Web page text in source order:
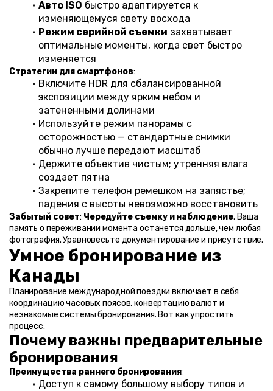
Авто ISO быстро адаптируется к
изменяющемуся свету восхода
Режим серийной съемки захватывает
оптимальные моменты, когда свет быстро
изменяется
Стратегии для смартфонов:
Включите HDR для сбалансированной
экспозиции между ярким небом и
затененными долинами
Используйте режим панорамы с
осторожностью — стандартные снимки
обычно лучше передают масштаб
Держите объектив чистым; утренняя влага
создает пятна
Закрепите телефон ремешком на запястье;
падения с высоты невозможно восстановить
Забытый совет: Чередуйте съемку и наблюдение. Ваша
память о переживании момента останется дольше, чем любая
фотография. Уравновесьте документирование и присутствие.
Умное бронирование из
Канады
Планирование международной поездки включает в себя
координацию часовых поясов, конвертацию валют и
незнакомые системы бронирования. Вот как упростить
процесс:
Почему важны предварительные
бронирования
Преимущества раннего бронирования:
Доступ к самому большому выбору типов и